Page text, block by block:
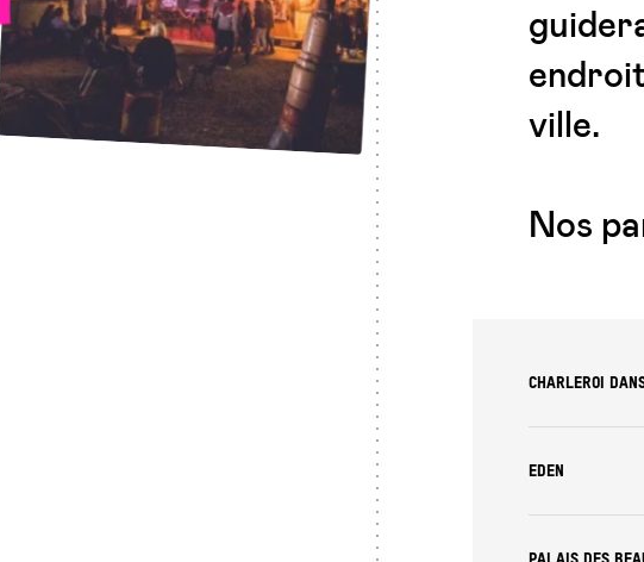
ville.
Nos
CHARLEROI
EDEN